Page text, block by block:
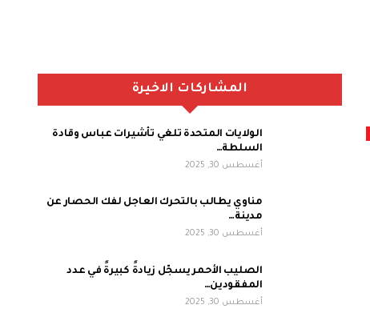
المشاركات الاخيرة
الولايات المتحدة تلغي تأشيرات عباس وقادة
السلطة…
أغسطس 30, 2025
مناوي يطالب بالتحرك العاجل لفك الحصار عن
مدينة…
أغسطس 30, 2025
الصليب الأحمر يسجّل زيادةً كبيرةً في عدد
المفقودين…
أغسطس 30, 2025